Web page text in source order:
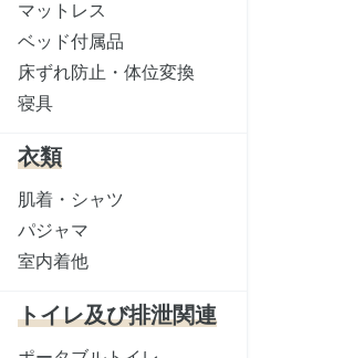
マットレス
ベッド付属品
床ずれ防止・体位変換
寝具
衣類
肌着・シャツ
パジャマ
室内着他
トイレ及び排泄関連